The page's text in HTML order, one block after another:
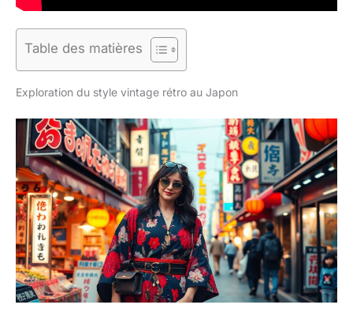
Table des matières
Exploration du style vintage rétro au Japon